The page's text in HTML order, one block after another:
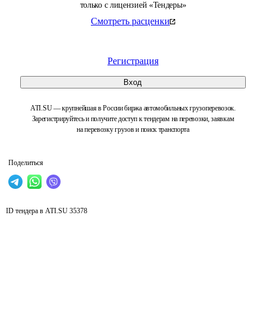
только с лицензией «Тендеры»
Смотреть расценки
Регистрация
Вход
ATI.SU — крупнейшая в России биржа автомобильных грузоперевозок.
Зарегистрируйтесь и получите доступ к тендерам на перевозки, заявкам
на перевозку грузов и поиск транспорта
Поделиться
ID тендера в ATI.SU 35378